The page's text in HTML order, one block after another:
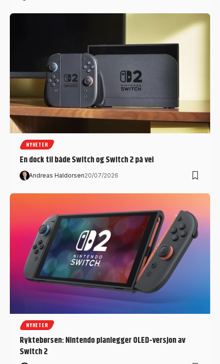
NYHETER
En dock til både Switch og Switch 2 på vei
Andreas Haldorsen20/07/2026
NYHETER
Ryktebørsen: Nintendo planlegger OLED-versjon av
Switch 2